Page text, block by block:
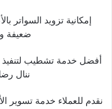
إمكانية تزويد السواتر
ضعيفة
أفضل خدمة تشطيب لتنفيذ
ننال
نقدم للعملاء خدمة تسوير